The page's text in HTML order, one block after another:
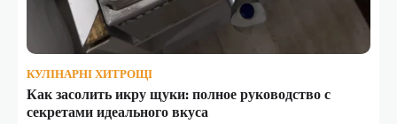
КУЛІНАРНІ ХИТРОЩІ
Как засолить икру щуки: полное руководство с
секретами идеального вкуса